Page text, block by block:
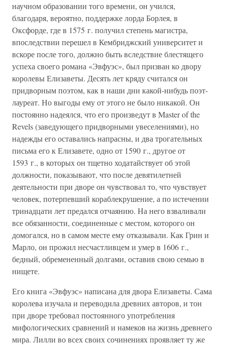
научном образовании того времени, он учился,
благодаря, вероятно, поддержке лорда Борлея, в
Оксфорде, где в 1575 г. получил степень магистра,
впоследствии перешел в Кембриджский университет и
вскоре после того, должно быть вследствие блестящего
успеха своего романа «Эвфуэс», был призван ко двору
королевы Елизаветы. Десять лет кряду считался он
придворным поэтом, как в наши дни какой-нибудь поэт-
лауреат. Но выгоды ему от этого не было никакой. Он
постоянно надеялся, что его произведут в Master of the
Revels (заведующего придворными увеселениями), но
надежды его оставались напрасны, и два трогательных
письма его к Елизавете, одно от 1590 г., другое от
1593 г., в которых он тщетно ходатайствует об этой
должности, показывают, что после девятилетней
деятельности при дворе он чувствовал то, что чувствует
человек, потерпевший кораблекрушение, а по истечении
тринадцати лет предался отчаянию. На него взваливали
все обязанности, соединенные с местом, которого он
домогался, но в самом месте ему отказывали. Как Грин и
Марло, он прожил несчастливцем и умер в 1606 г.,
бедный, обремененный долгами, оставив свою семью в
нищете.
Его книга «Эвфуэс» написана для двора Елизаветы. Сама
королева изучала и переводила древних авторов, и тон
при дворе требовал постоянного употребления
мифологических сравнений и намеков на жизнь древнего
мира. Лилли во всех своих сочинениях проявляет ту же